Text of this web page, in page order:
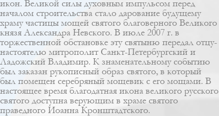
икон. Великой силы духовным импульсом перед
началом строительства стало дарование будущему
храму частицы мощей святого благоверного Великого
князя Александра Невского. В июле 2007 г. в
торжественной обстановке эту святыню передал отцу-
настоятелю митрополит Санкт-Петербургский и
Ладожский Владимир. К знаменательному событию
был заказан рукописный образ святого, в который
был помещен серебряный мощевик с его мощами. В
настоящее время благодатная икона великого русского
святого доступна верующим в храме святого
праведного Иоанна Кронштадтского.